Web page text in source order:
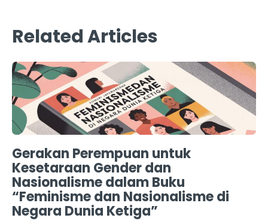
Related Articles
Gerakan Perempuan untuk
Kesetaraan Gender dan
Nasionalisme dalam Buku
“Feminisme dan Nasionalisme di
Negara Dunia Ketiga”